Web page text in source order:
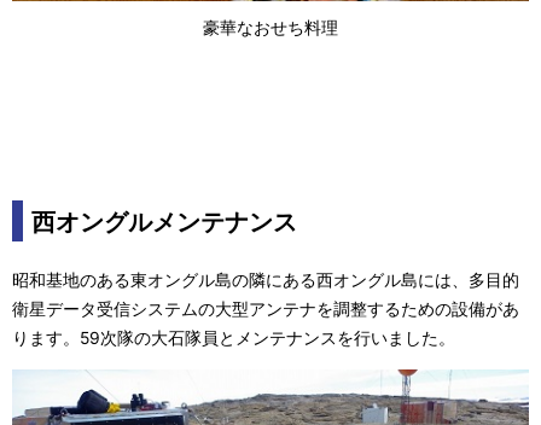
豪華なおせち料理
西オングルメンテナンス
昭和基地のある東オングル島の隣にある西オングル島には、多目的
衛星データ受信システムの大型アンテナを調整するための設備があ
ります。59次隊の大石隊員とメンテナンスを行いました。